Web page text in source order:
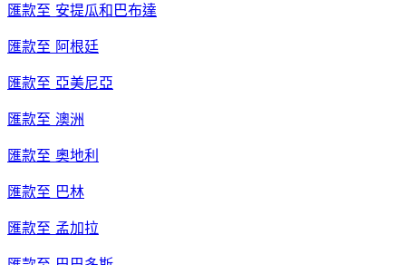
匯款至 安提瓜和巴布達
匯款至 阿根廷
匯款至 亞美尼亞
匯款至 澳洲
匯款至 奧地利
匯款至 巴林
匯款至 孟加拉